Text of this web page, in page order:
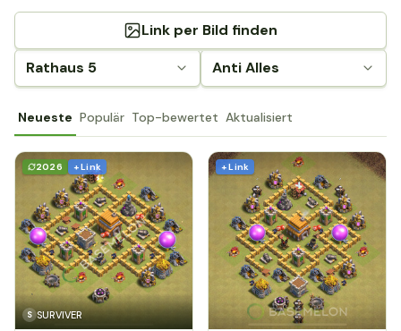
Rathaus 5 Anti Alles
Link per Bild finden
Neueste Populär Top-bewertet Aktualisiert
2026 + Link
S SURVIVER
+ Link